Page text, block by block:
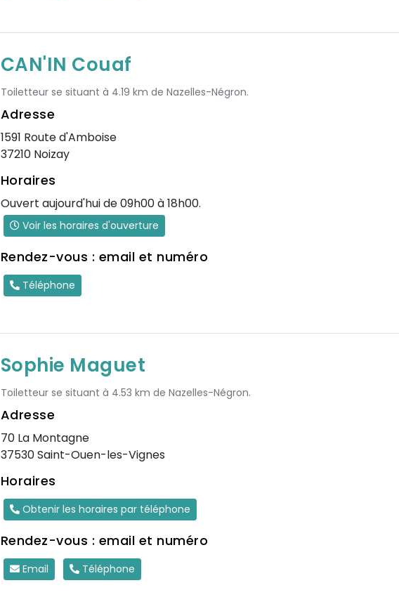
CAN'IN Couaf
Toiletteur se situant à 4.19 km de Nazelles-Négron.
Adresse
1591 Route d'Amboise
37210 Noizay
Horaires
Ouvert aujourd'hui de 09h00 à 18h00.
Voir les horaires d'ouverture
Rendez-vous : email et numéro
Téléphone
Sophie Maguet
Toiletteur se situant à 4.53 km de Nazelles-Négron.
Adresse
70 La Montagne
37530 Saint-Ouen-les-Vignes
Horaires
Obtenir les horaires par téléphone
Rendez-vous : email et numéro
Email Téléphone